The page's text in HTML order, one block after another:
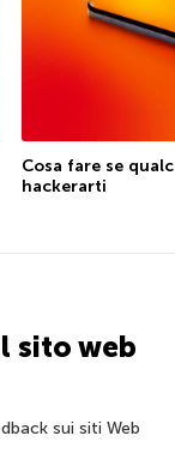
Cosa fare se
hackerarti
sito web
sui siti Web